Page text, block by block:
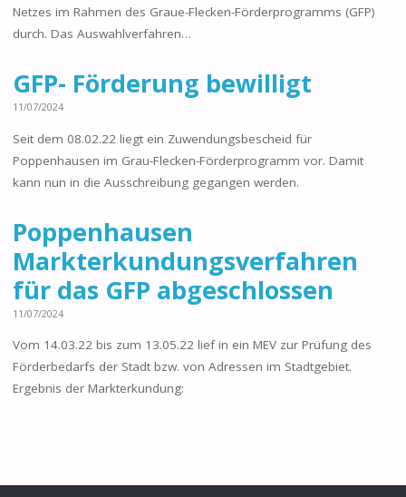
Netzes im Rahmen des Graue-Flecken-Förderprogramms (GFP)
durch. Das Auswahlverfahren…
GFP- Förderung bewilligt
11/07/2024
Seit dem 08.02.22 liegt ein Zuwendungsbescheid für
Poppenhausen im Grau-Flecken-Förderprogramm vor. Damit
kann nun in die Ausschreibung gegangen werden.
Poppenhausen
Markterkundungsverfahren
für das GFP abgeschlossen
11/07/2024
Vom 14.03.22 bis zum 13.05.22 lief in ein MEV zur Prüfung des
Förderbedarfs der Stadt bzw. von Adressen im Stadtgebiet.
Ergebnis der Markterkundung: